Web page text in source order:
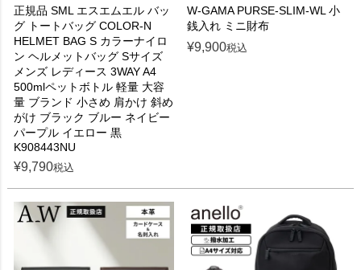
正規品 SML エスエムエル バッ
グ トートバッグ COLOR-N
HELMET BAG S カラーナイロ
ン ヘルメットバッグ Sサイズ
メンズ レディース 3WAY A4
500mlペットボトル 軽量 大容
量 ブランド 小さめ 肩かけ 斜め
がけ ブラック ブルー ネイビー
パープル イエロー 黒
K908443NU
¥9,790税込
W-GAMA PURSE-SLIM-WL 小
銭入れ ミニ財布
¥9,900税込